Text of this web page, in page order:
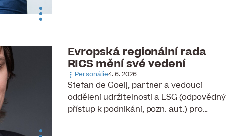
Evropská regionální rada
RICS mění své vedení
Personálie4. 6. 2026
Stefan de Goeij, partner a vedoucí
oddělení udržitelnosti a ESG (odpovědný
přístup k podnikání, pozn. aut.) pro…